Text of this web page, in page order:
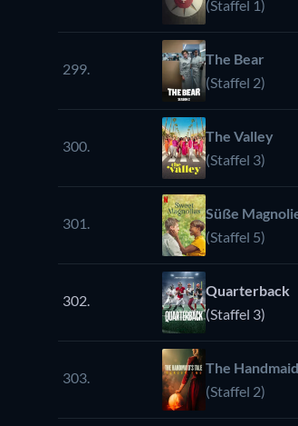
(Staffel 1)
299.
The Bear
(Staffel 2)
300.
The Valley
(Staffel 3)
301.
Süße
(Staffel 5)
302.
Quarterback
(Staffel 3)
303.
The
(Staffel 2)